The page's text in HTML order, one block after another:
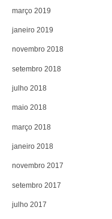
março 2019
janeiro 2019
novembro 2018
setembro 2018
julho 2018
maio 2018
março 2018
janeiro 2018
novembro 2017
setembro 2017
julho 2017